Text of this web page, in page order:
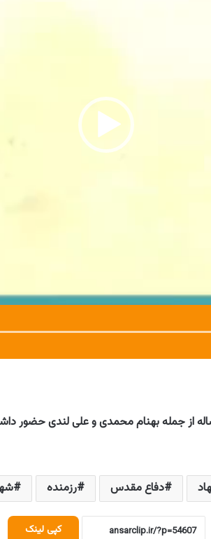
زمانی، روای دفاع مقدس: در دوران دفاع مقدس بچه‌های ۱۳ ساله از
دفاع مقدس رزمنده
کپی لینک